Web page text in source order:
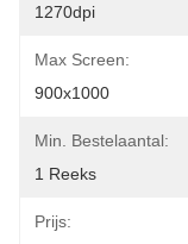
1270dpi
Max Screen:
900x1000
Min. Bestelaantal:
1 Reeks
Prijs: